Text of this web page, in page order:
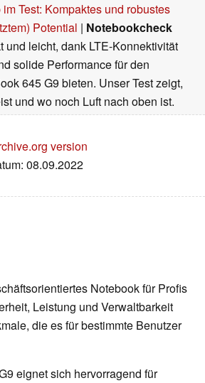
Test: Kompaktes und robustes
Potential | Notebookcheck
und leicht, dank LTE-Konnektivität
solide Performance für den
645 G9 bieten. Unser Test zeigt,
und wo noch Luft nach oben ist.
version
08.09.2022
Notebook für Profis
Leistung und Verwaltbarkeit
die es für bestimmte Benutzer
eignet sich hervorragend für